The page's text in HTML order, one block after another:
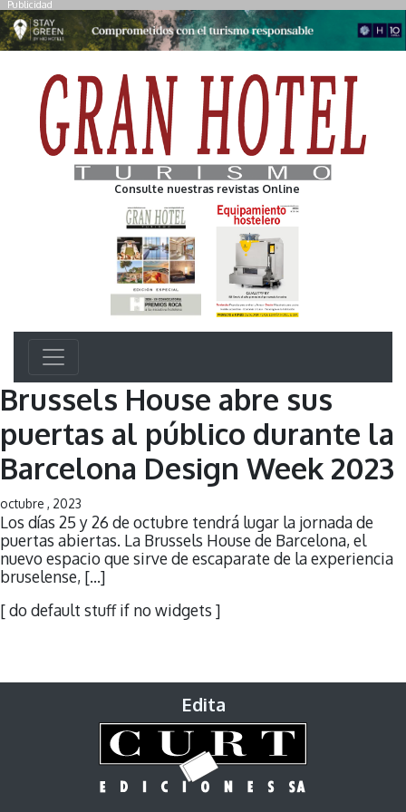
Publicidad
Consulte nuestras revistas Online
Brussels House abre sus
puertas al público durante la
Barcelona Design Week 2023
octubre , 2023
Los días 25 y 26 de octubre tendrá lugar la jornada de
puertas abiertas. La Brussels House de Barcelona, el
nuevo espacio que sirve de escaparate de la experiencia
bruselense, […]
[ do default stuff if no widgets ]
Edita